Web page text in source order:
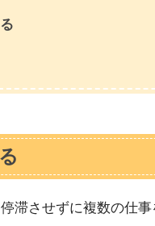
滞させずに複数の仕